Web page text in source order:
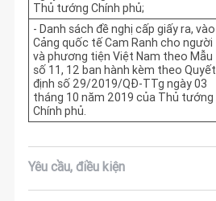
Thủ tướng Chính phủ;
- Danh sách đề nghị cấp giấy ra, vào
Cảng quốc tế Cam Ranh cho người
và phương tiện Việt Nam theo Mẫu
số 11, 12 ban hành kèm theo Quyết
định số 29/2019/QĐ-TTg ngày 03
tháng 10 năm 2019 của Thủ tướng
Chính phủ.
Yêu cầu, điều kiện